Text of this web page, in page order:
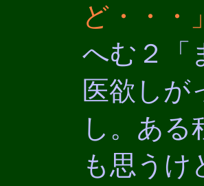
ど・・・」
へむ２「
医欲しが
し。ある
も思うけ